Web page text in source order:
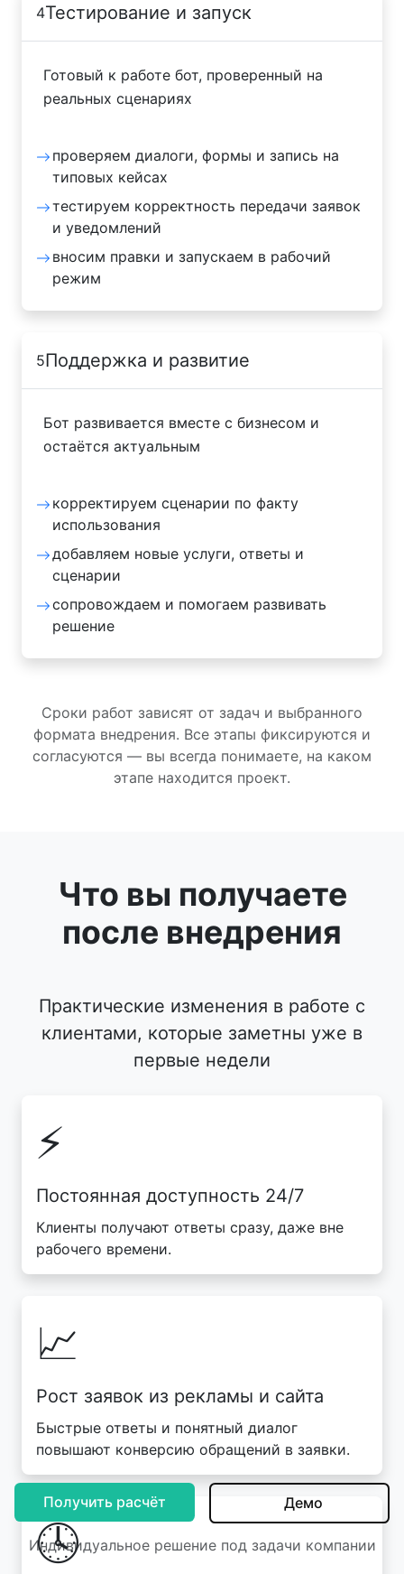
4Тестирование и запуск
Готовый к работе бот, проверенный на
реальных сценариях
проверяем диалоги, формы и запись на
типовых кейсах
тестируем корректность передачи заявок
и уведомлений
вносим правки и запускаем в рабочий
режим
5Поддержка и развитие
Бот развивается вместе с бизнесом и
остаётся актуальным
корректируем сценарии по факту
использования
добавляем новые услуги, ответы и
сценарии
сопровождаем и помогаем развивать
решение
Сроки работ зависят от задач и выбранного
формата внедрения. Все этапы фиксируются и
согласуются — вы всегда понимаете, на каком
этапе находится проект.
Что вы получаете
после внедрения
Практические изменения в работе с
клиентами, которые заметны уже в
первые недели
⚡
Постоянная доступность 24/7
Клиенты получают ответы сразу, даже вне
рабочего времени.
📈
Рост заявок из рекламы и сайта
Быстрые ответы и понятный диалог
повышают конверсию обращений в заявки.
🕓
Получить расчёт Демо
Индивидуальное решение под задачи компании